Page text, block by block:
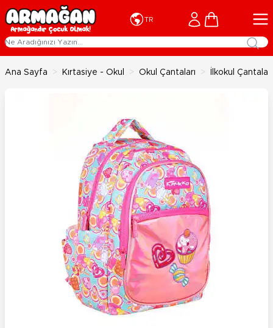
İçeriğe geç
TR Cart
Ana Sayfa > Kırtasiye - Okul > Okul Çantaları > İlkokul Çantaları